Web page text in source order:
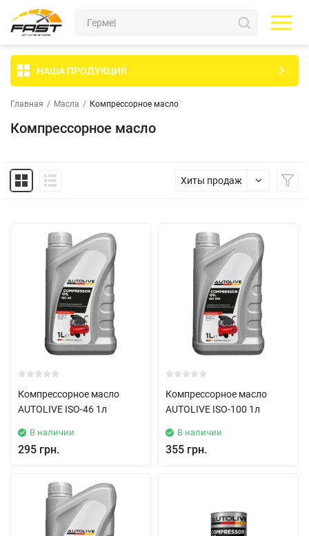
НАША ПРОДУКЦИЯ
Главная / Масла / Компрессорное масло
Компрессорное масло
Хиты продаж
Компрессорное масло
AUTOLIVE ISO-46 1л
В наличии
295 грн.
Компрессорное масло
AUTOLIVE ISO-100 1л
В наличии
355 грн.